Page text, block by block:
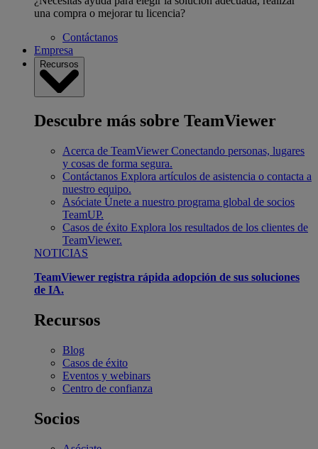
una compra o mejorar tu licencia?
Contáctanos
Empresa
Recursos
Descubre más sobre TeamViewer
Acerca de TeamViewer Conectando personas, lugares
y cosas de forma segura.
Contáctanos Explora artículos de asistencia o contacta a
nuestro equipo.
Asóciate Únete a nuestro programa global de socios
TeamUP.
Casos de éxito Explora los resultados de los clientes de
TeamViewer.
NOTICIAS
TeamViewer registra rápida adopción de sus soluciones
de IA.
Recursos
Blog
Casos de éxito
Eventos y webinars
Centro de confianza
Socios